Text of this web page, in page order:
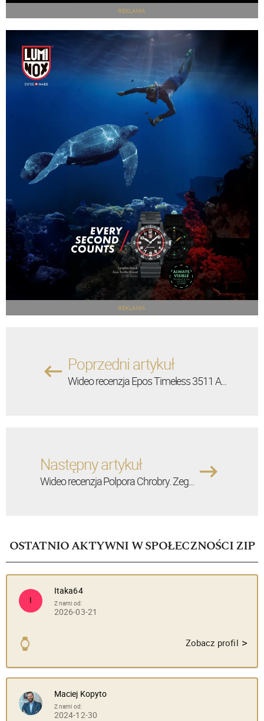
REKLAMA
REKLAMA
Poprzedni artykuł
Wideo recenzja Epos Timeless 3511 A...
Następny artykuł
Wideo recenzja Polpora Chrobry. Zeg...
OSTATNIO AKTYWNI W SPOŁECZNOŚCI ZIP
I
Itaka64
Z nami od:
2026-03-21
Zobacz profil >
Maciej Kopyto
Z nami od:
2024-12-30